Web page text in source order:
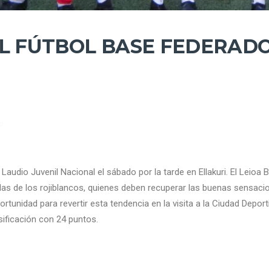
FÚTBOL BASE
Juvenil Nacional el sábado por la tarde en Ellakuri. El
de los rojiblancos, quienes deben recuperar las buenas
para revertir esta tendencia en la visita a la Ciudad
con 24 puntos.